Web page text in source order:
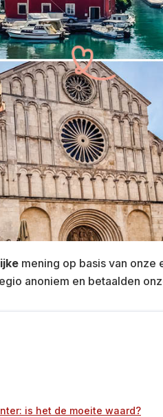
mening op basis van onze
anoniem en betaalden
is het de moeite waard?